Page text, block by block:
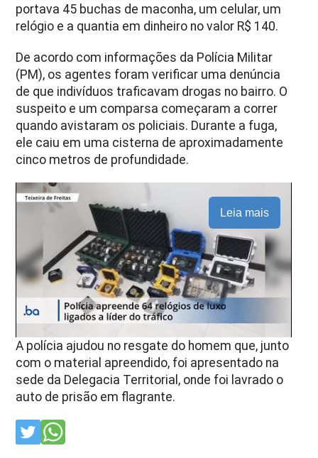
portava 45 buchas de maconha, um celular, um
relógio e a quantia em dinheiro no valor R$ 140.
De acordo com informações da Polícia Militar
(PM), os agentes foram verificar uma denúncia
de que indivíduos traficavam drogas no bairro. O
suspeito e um comparsa começaram a correr
quando avistaram os policiais. Durante a fuga,
ele caiu em uma cisterna de aproximadamente
cinco metros de profundidade.
Leia mais
A polícia ajudou no resgate do homem que, junto
com o material apreendido, foi apresentado na
sede da Delegacia Territorial, onde foi lavrado o
auto de prisão em flagrante.